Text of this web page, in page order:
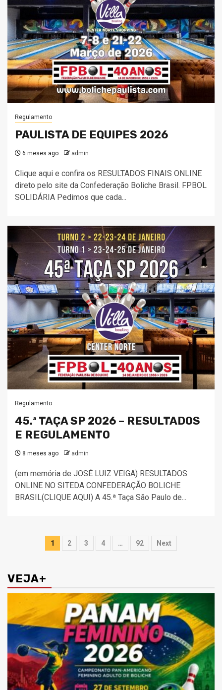
Regulamento
PAULISTA DE EQUIPES 2026
6 meses ago admin
Clique aqui e confira os RESULTADOS FINAIS ONLINE
direto pelo site da Confederação Boliche Brasil. FPBOL
SOLIDÁRIA Pedimos que cada...
Regulamento
45.ª TAÇA SP 2026 – RESULTADOS
E REGULAMENTO
8 meses ago admin
(em memória de JOSÉ LUIZ VEIGA) RESULTADOS
ONLINE NO SITEDA CONFEDERAÇÃO BOLICHE
BRASIL(CLIQUE AQUI) A 45.ª Taça São Paulo de...
Paginação
posts
1 2 3 4 … 92 Next
VEJA+